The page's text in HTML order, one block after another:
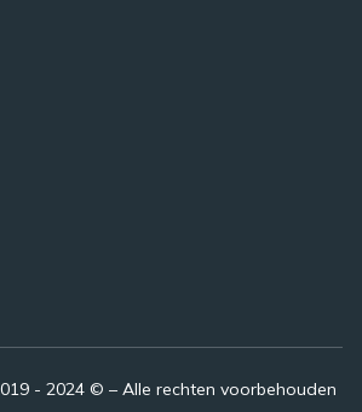
- 2024 © – Alle rechten voorbehouden